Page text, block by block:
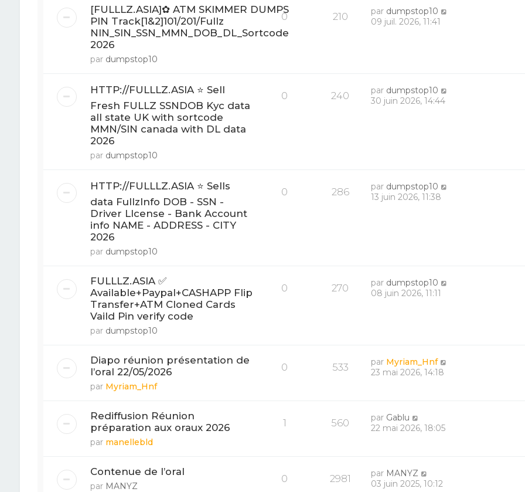
[FULLLZ.ASIA]✿ ATM SKIMMER DUMPS
PIN Track[1&2]101/201/Fullz
NIN_SIN_SSN_MMN_DOB_DL_Sortcode
2026
par dumpstop10
0 210 par dumpstop10
09 juil. 2026, 11:41
HTTP://FULLLZ.ASIA ⭐️ Sell
Fresh FULLZ SSNDOB Kyc data
all state UK with sortcode
MMN/SIN canada with DL data
2026
par dumpstop10
0 240 par dumpstop10
30 juin 2026, 14:44
HTTP://FULLLZ.ASIA ⭐️ Sells
data FullzInfo DOB - SSN -
Driver LIcense - Bank Account
info NAME - ADDRESS - CITY
2026
par dumpstop10
0 286 par dumpstop10
13 juin 2026, 11:38
FULLLZ.ASIA ✅
Available+Paypal+CASHAPP Flip
Transfer+ATM Cloned Cards
Vaild Pin verify code
par dumpstop10
0 270 par dumpstop10
08 juin 2026, 11:11
Diapo réunion présentation de
l’oral 22/05/2026
par Myriam_Hnf
0 533 par Myriam_Hnf
23 mai 2026, 14:18
Rediffusion Réunion
préparation aux oraux 2026
par manellebld
1 560 par Gablu
22 mai 2026, 18:05
Contenue de l’oral
par MANYZ
0 2981 par MANYZ
03 juin 2025, 10:12